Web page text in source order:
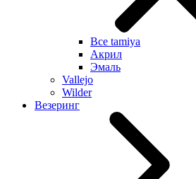
Все tamiya
Акрил
Эмаль
Vallejo
Wilder
Везеринг